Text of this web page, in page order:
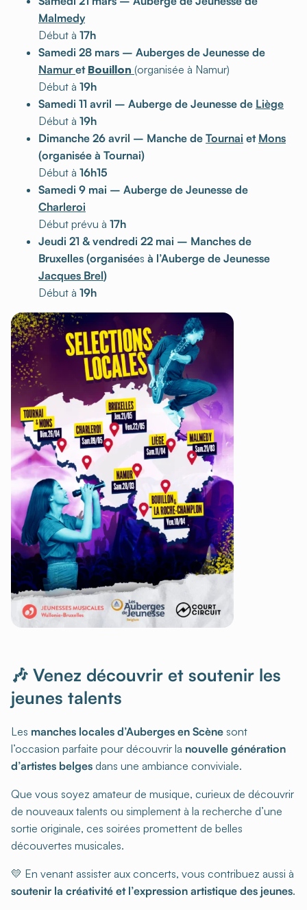
Malmedy
Début à 17h
Samedi 28 mars – Auberges de Jeunesse de
Namur et Bouillon (organisée à Namur)
Début à 19h
Samedi 11 avril – Auberge de Jeunesse de Liège
Début à 19h
Dimanche 26 avril – Manche de Tournai et Mons
(organisée à Tournai)
Début à 16h15
Samedi 9 mai – Auberge de Jeunesse de
Charleroi
Début prévu à 17h
Jeudi 21 & vendredi 22 mai – Manches de
Bruxelles (organisées à l’Auberge de Jeunesse
Jacques Brel)
Début à 19h
🎶 Venez découvrir et soutenir les
jeunes talents
Les manches locales d’Auberges en Scène sont
l’occasion parfaite pour découvrir la nouvelle génération
d’artistes belges dans une ambiance conviviale.
Que vous soyez amateur de musique, curieux de découvrir
de nouveaux talents ou simplement à la recherche d’une
sortie originale, ces soirées promettent de belles
découvertes musicales.
💛 En venant assister aux concerts, vous contribuez aussi à
soutenir la créativité et l’expression artistique des jeunes.